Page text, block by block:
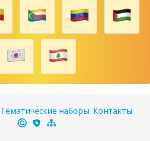
Тематические наборы Контакты